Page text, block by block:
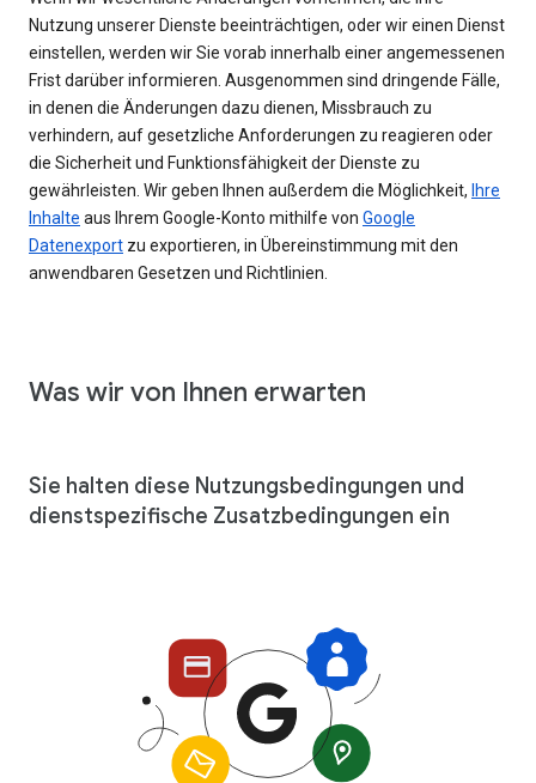
Nutzung unserer Dienste beeinträchtigen, oder wir einen Dienst
einstellen, werden wir Sie vorab innerhalb einer angemessenen
Frist darüber informieren. Ausgenommen sind dringende Fälle,
in denen die Änderungen dazu dienen, Missbrauch zu
verhindern, auf gesetzliche Anforderungen zu reagieren oder
die Sicherheit und Funktionsfähigkeit der Dienste zu
gewährleisten. Wir geben Ihnen außerdem die Möglichkeit, Ihre
Inhalte aus Ihrem Google-Konto mithilfe von Google
Datenexport zu exportieren, in Übereinstimmung mit den
anwendbaren Gesetzen und Richtlinien.
Was wir von Ihnen erwarten
Sie halten diese Nutzungsbedingungen und
dienstspezifische Zusatzbedingungen ein